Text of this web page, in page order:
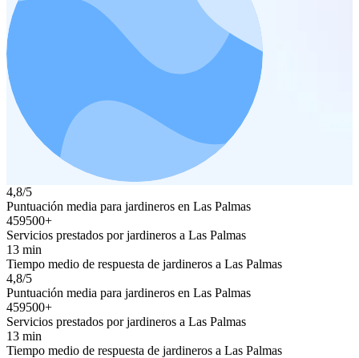
4,8/5
Puntuación media para jardineros en Las Palmas
459500+
Servicios prestados por jardineros a Las Palmas
13 min
Tiempo medio de respuesta de jardineros a Las Palmas
4,8/5
Puntuación media para jardineros en Las Palmas
459500+
Servicios prestados por jardineros a Las Palmas
13 min
Tiempo medio de respuesta de jardineros a Las Palmas